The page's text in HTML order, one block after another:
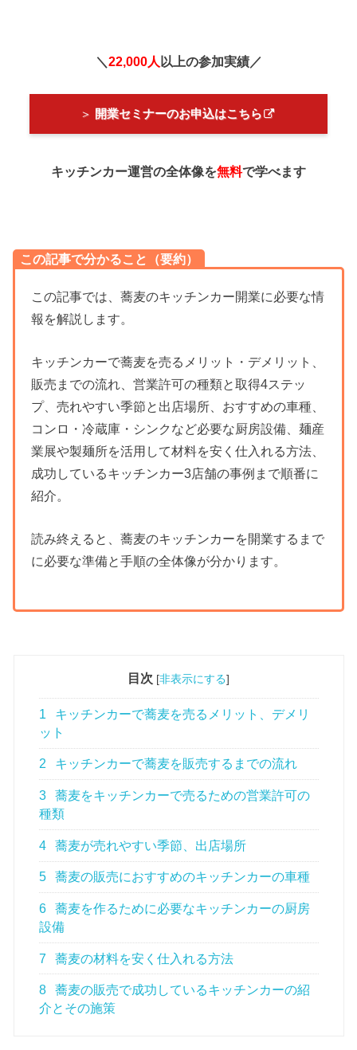
＼ 22,000人 以上の参加実績／
＞ 開業セミナーのお申込はこちら
キッチンカー運営の全体像を無料で学べます
この記事で分かること（要約）
この記事では、蕎麦のキッチンカー開業に必要な情
報を解説します。
キッチンカーで蕎麦を売るメリット・デメリット、
販売までの流れ、営業許可の種類と取得4ステッ
プ、売れやすい季節と出店場所、おすすめの車種、
コンロ・冷蔵庫・シンクなど必要な厨房設備、麺産
業展や製麺所を活用して材料を安く仕入れる方法、
成功しているキッチンカー3店舗の事例まで順番に
紹介。
読み終えると、蕎麦のキッチンカーを開業するまで
に必要な準備と手順の全体像が分かります。
目次 [非表示にする]
1
キッチンカーで蕎麦を売るメリット、デメリ
ット
2 キッチンカーで蕎麦を販売するまでの流れ
3
蕎麦をキッチンカーで売るための営業許可の
種類
4 蕎麦が売れやすい季節、出店場所
5 蕎麦の販売におすすめのキッチンカーの車種
6
蕎麦を作るために必要なキッチンカーの厨房
設備
7 蕎麦の材料を安く仕入れる方法
8
蕎麦の販売で成功しているキッチンカーの紹
介とその施策